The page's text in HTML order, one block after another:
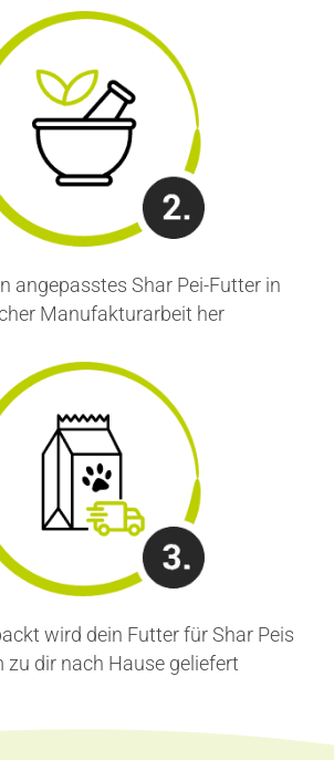
angepasstes Shar Pei-Futter in
Manufakturarbeit her
wird dein Futter für Shar Peis
zu dir nach Hause geliefert